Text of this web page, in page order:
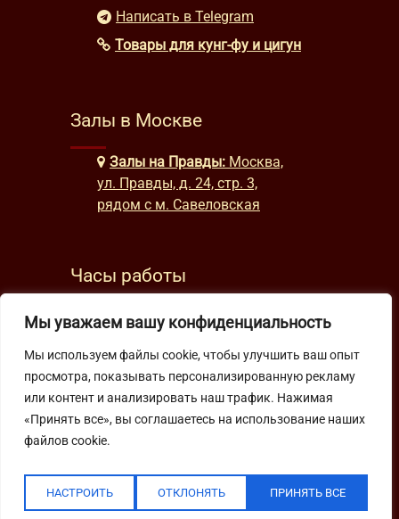
Мы уважаем вашу конфиденциальность
Мы используем файлы cookie, чтобы улучшить ваш опыт
просмотра, показывать персонализированную рекламу
или контент и анализировать наш трафик. Нажимая
«Принять все», вы соглашаетесь на использование наших
файлов cookie.
НАСТРОИТЬ ОТКЛОНЯТЬ ПРИНЯТЬ ВСЕ
Написать в Telegram
Товары для кунг-фу и цигун
Залы в Москве
Залы на Правды: Москва,
ул. Правды, д. 24, стр. 3,
рядом с м. Савеловская
Часы работы
будни: с 9:00 до 22:00
Подпишитесь на нашу рассылку